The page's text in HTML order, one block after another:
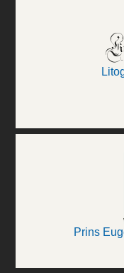
Prins